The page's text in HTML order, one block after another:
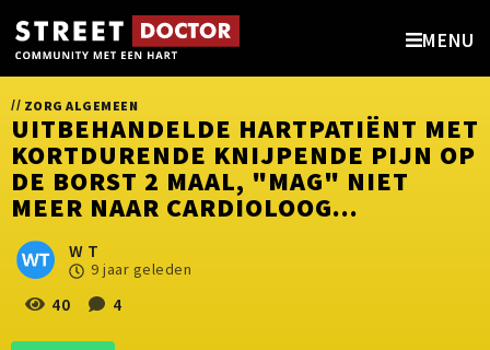
MENU
// ZORG ALGEMEEN
UITBEHANDELDE HARTPATIËNT MET
KORTDURENDE KNIJPENDE PIJN OP
DE BORST 2 MAAL, "MAG" NIET
MEER NAAR CARDIOLOOG...
W T
9 jaar geleden
40 4